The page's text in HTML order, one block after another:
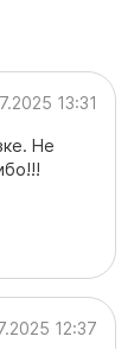
13:31
Не
12:37